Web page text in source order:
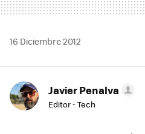
16 Diciembre 2012
Javier Penalva
Editor - Tech